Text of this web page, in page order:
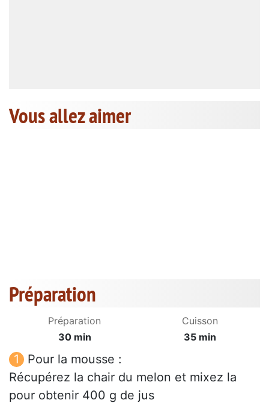
Vous allez aimer
Préparation
Préparation
30 min
Cuisson
35 min
Pour la mousse :
Récupérez la chair du melon et mixez la
pour obtenir 400 g de jus